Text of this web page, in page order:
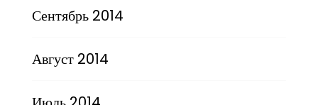
Сентябрь 2014
Август 2014